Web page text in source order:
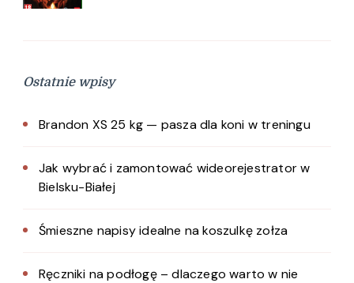
Ostatnie wpisy
Brandon XS 25 kg — pasza dla koni w treningu
Jak wybrać i zamontować wideorejestrator w
Bielsku-Białej
Śmieszne napisy idealne na koszulkę zołza
Ręczniki na podłogę – dlaczego warto w nie